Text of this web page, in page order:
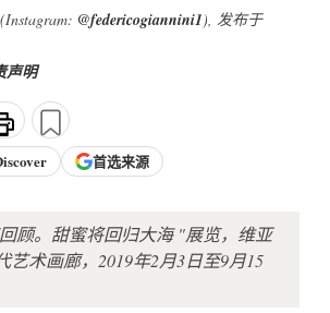
@federicogiannini1), 发布于
声明
首选来源
顾。甜蜜将回归大海 "展览，维亚
艺术画廊，2019年2月3日至9月15